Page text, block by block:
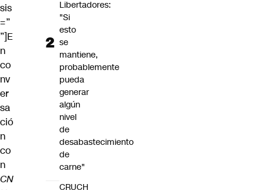
sis
=”
”]E
n
co
nv
er
sa
ció
n
co
n
CN
Libertadores:
"Si
esto
se
mantiene,
probablemente
pueda
generar
algún
nivel
de
desabastecimiento
de
carne"
CRUCH